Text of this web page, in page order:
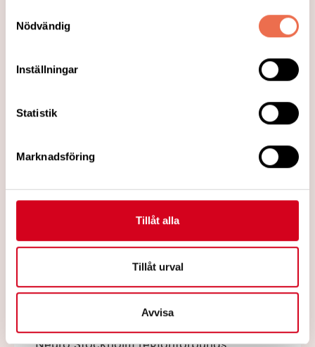
Nödvändig
Inställningar
Statistik
Marknadsföring
Tillåt alla
Tillåt urval
Avvisa
Neuro Stockholm regionförbunds
Läs mer
2024-01-26
Neuro Stockholm regionförbunds